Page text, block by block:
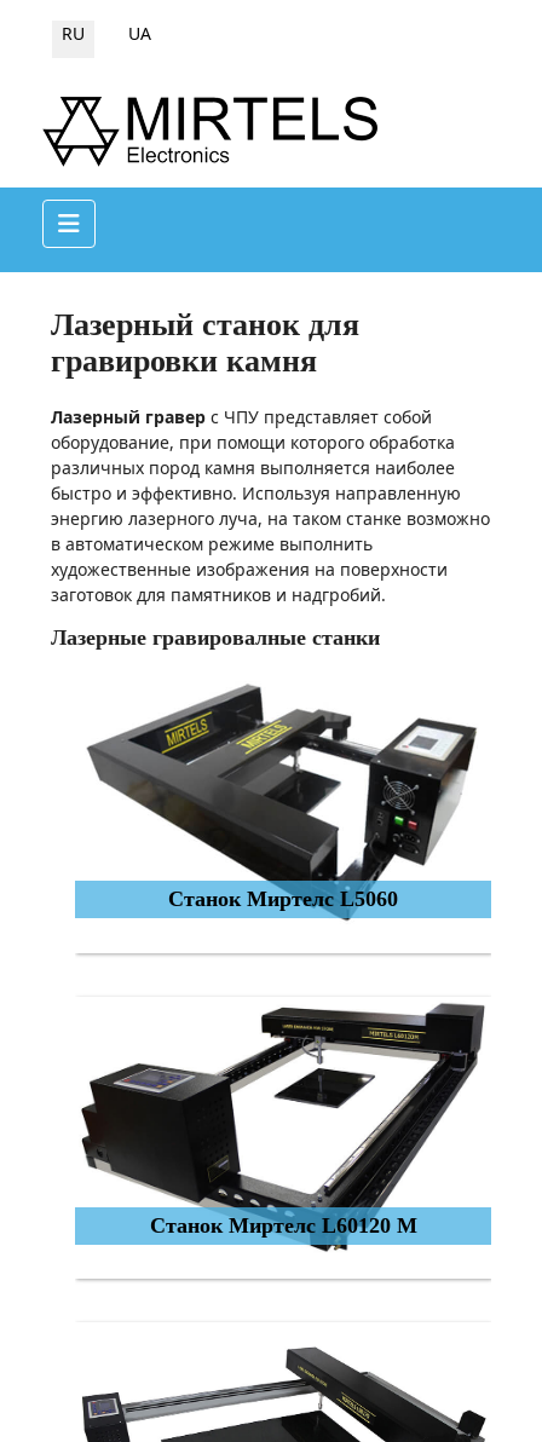
Выберите язык
RU UA
Лазерный станок для
гравировки камня
Лазерный гравер с ЧПУ представляет собой
оборудование, при помощи которого обработка
различных пород камня выполняется наиболее
быстро и эффективно. Используя направленную
энергию лазерного луча, на таком станке возможно
в автоматическом режиме выполнить
художественные изображения на поверхности
заготовок для памятников и надгробий.
Лазерные гравировалные станки
Станок Миртелс L5060
Станок Миртелс L60120 М